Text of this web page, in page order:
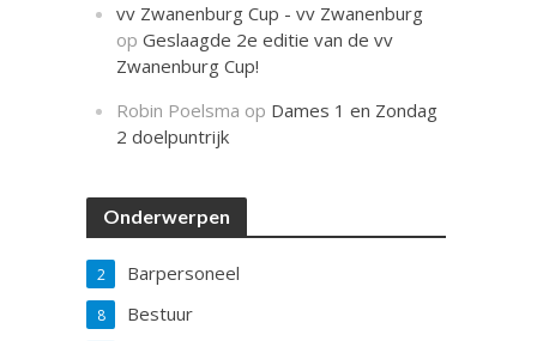
vv Zwanenburg Cup - vv Zwanenburg
opGeslaagde 2e editie van de vv
Zwanenburg Cup!
Robin Poelsma op Dames 1 en Zondag
2 doelpuntrijk
Onderwerpen
Barpersoneel
2
Bestuur
8